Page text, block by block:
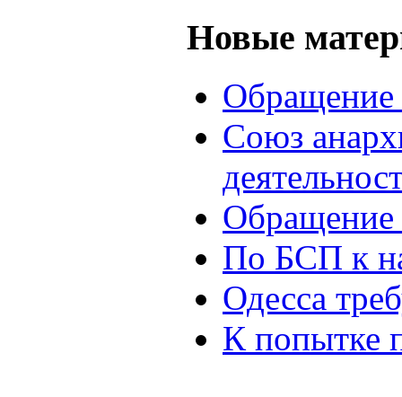
Новые
Союз
Обращение
По БСП к
Одесса
К попытке